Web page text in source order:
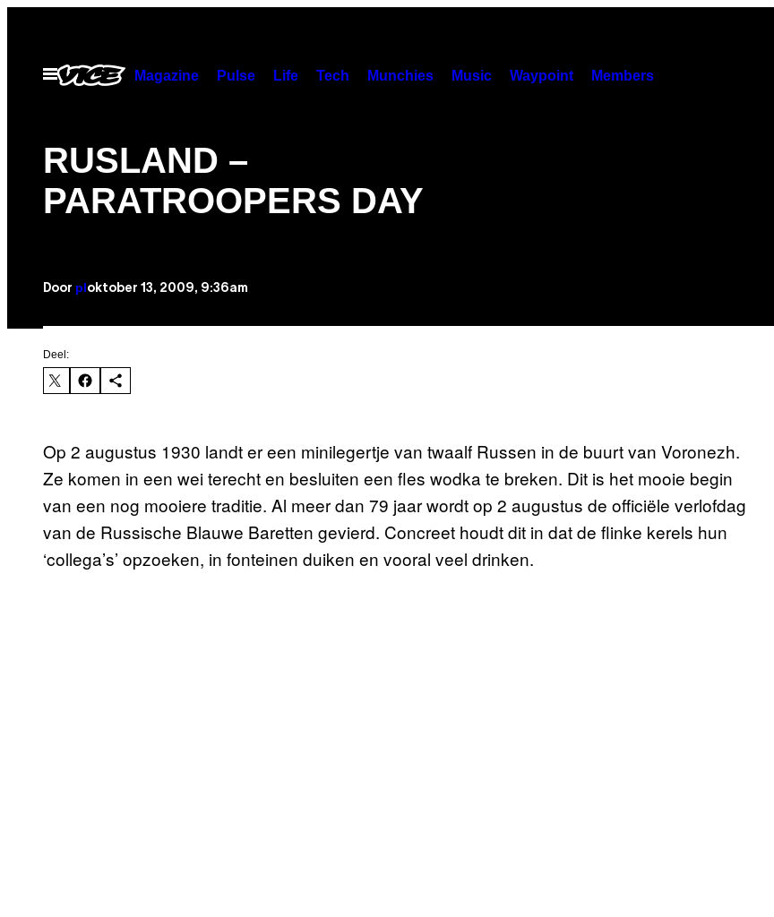
Open
menu
Magazine Pulse Life Tech Munchies Music Waypoint Members
RUSLAND –
PARATROOPERS DAY
Door ploktober 13, 2009, 9:36am
Deel:
Op 2 augustus 1930 landt er een minilegertje van twaalf Russen in de buurt van Voronezh.
Ze komen in een wei terecht en besluiten een fles wodka te breken. Dit is het mooie begin
van een nog mooiere traditie. Al meer dan 79 jaar wordt op 2 augustus de officiële verlofdag
van de Russische Blauwe Baretten gevierd. Concreet houdt dit in dat de flinke kerels hun
‘collega’s’ opzoeken, in fonteinen duiken en vooral veel drinken.